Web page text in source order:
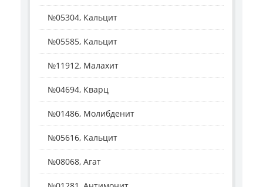
№05304, Кальцит
№05585, Кальцит
№11912, Малахит
№04694, Кварц
№01486, Молибденит
№05616, Кальцит
№08068, Агат